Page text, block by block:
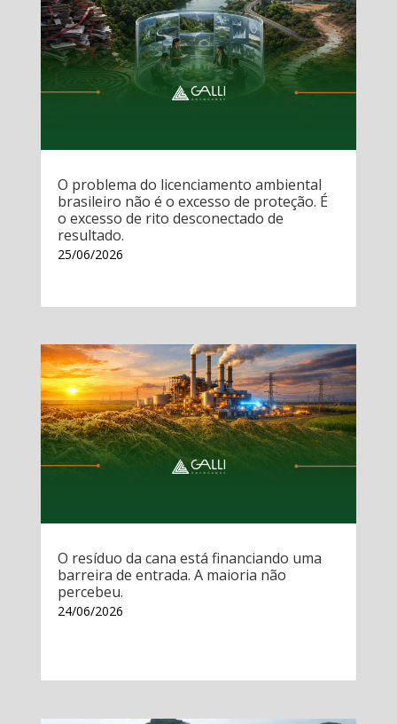
O problema do licenciamento ambiental
brasileiro não é o excesso de proteção. É
o excesso de rito desconectado de
resultado.
25/06/2026
O resíduo da cana está financiando uma
barreira de entrada. A maioria não
percebeu.
24/06/2026